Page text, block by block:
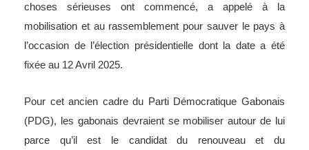
choses sérieuses ont commencé, a appelé à la
mobilisation et au rassemblement pour sauver le pays à
l’occasion de l’élection présidentielle dont la date a été
fixée au 12 Avril 2025.
Pour cet ancien cadre du Parti Démocratique Gabonais
(PDG), les gabonais devraient se mobiliser autour de lui
parce qu’il est le candidat du renouveau et du